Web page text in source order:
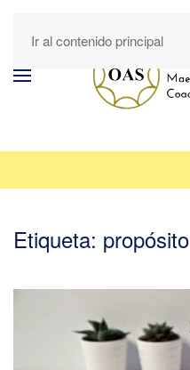
Ir al contenido principal
Etiqueta: propósito